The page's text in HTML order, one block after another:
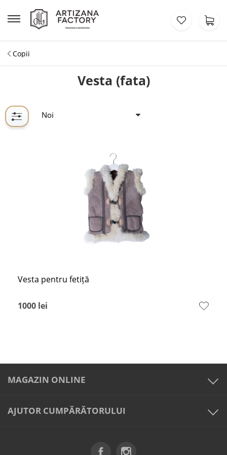
Copii
Vesta (fata)
Noi
Vesta pentru fetiță
1000 lei
MAGAZIN ONLINE
AJUTOR CUMPĂRĂTORULUI